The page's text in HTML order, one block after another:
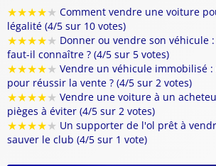
★★★★★ Comment vendre une voiture
légalité (4/5 sur 10 votes)
★★★★★ Donner ou vendre son véhicule
faut-il connaître ? (4/5 sur 5 votes)
★★★★★ Vendre un véhicule immobilisé
pour réussir la vente ? (4/5 sur 2 votes)
★★★★★ Vendre une voiture à un
pièges à éviter (4/5 sur 2 votes)
★★★★★ Un supporter de l'ol prêt à
sauver le club (4/5 sur 1 vote)